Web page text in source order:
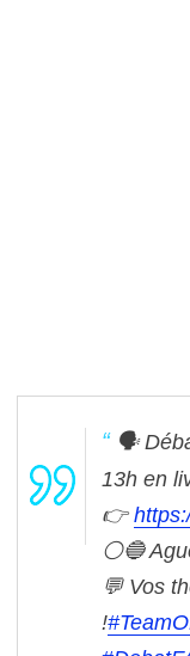
🗣️
13h en
👉
⚪🔵
💬 Vos
!